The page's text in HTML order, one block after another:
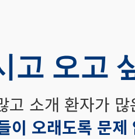
고 오고
고 소개 환자가 많
이 오래도록 문제